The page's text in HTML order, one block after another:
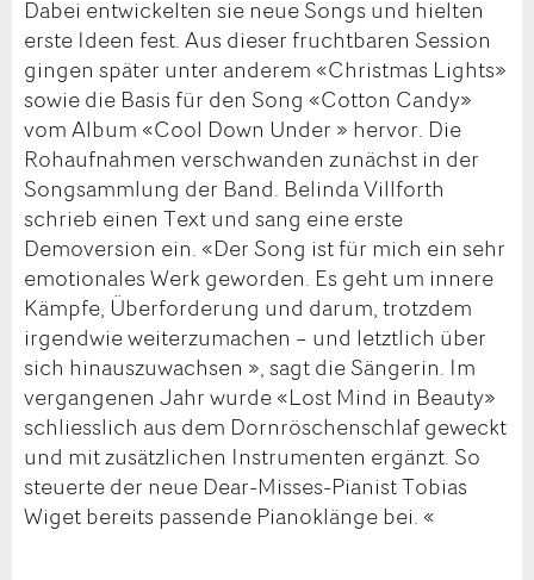
Dabei entwickelten sie neue Songs und hielten
erste Ideen fest. Aus dieser fruchtbaren Session
gingen später unter anderem «Christmas Lights»
sowie die Basis für den Song «Cotton Candy»
vom Album «Cool Down Under » hervor. Die
Rohaufnahmen verschwanden zunächst in der
Songsammlung der Band. Belinda Villforth
schrieb einen Text und sang eine erste
Demoversion ein. «Der Song ist für mich ein sehr
emotionales Werk geworden. Es geht um innere
Kämpfe, Überforderung und darum, trotzdem
irgendwie weiterzumachen – und letztlich über
sich hinauszuwachsen », sagt die Sängerin. Im
vergangenen Jahr wurde «Lost Mind in Beauty»
schliesslich aus dem Dornröschenschlaf geweckt
und mit zusätzlichen Instrumenten ergänzt. So
steuerte der neue Dear-Misses-Pianist Tobias
Wiget bereits passende Pianoklänge bei. «